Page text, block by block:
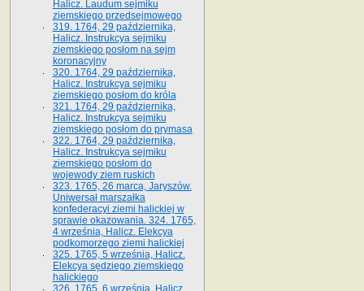
Halicz. Laudum sejmiku
ziemskiego przedsejmowego
319. 1764, 29 października,
Halicz. Instrukcya sejmiku
ziemskiego posłom na sejm
koronacyjny
320. 1764, 29 października,
Halicz. Instrukcya sejmiku
ziemskiego posłom do króla
321. 1764, 29 października,
Halicz. Instrukcya sejmiku
ziemskiego posłom do prymasa
322. 1764, 29 października,
Halicz. Instrukcya sejmiku
ziemskiego posłom do
wojewody ziem ruskich
323. 1765, 26 marca, Jaryszów.
Uniwersał marszałka
konfederacyi ziemi halickiej w
sprawie okazowania. 324. 1765,
4 września, Halicz. Elekcya
podkomorzego ziemi halickiej
325. 1765, 5 września, Halicz.
Elekcya sędziego ziemskiego
halickiego
326. 1765, 6 września, Halicz.